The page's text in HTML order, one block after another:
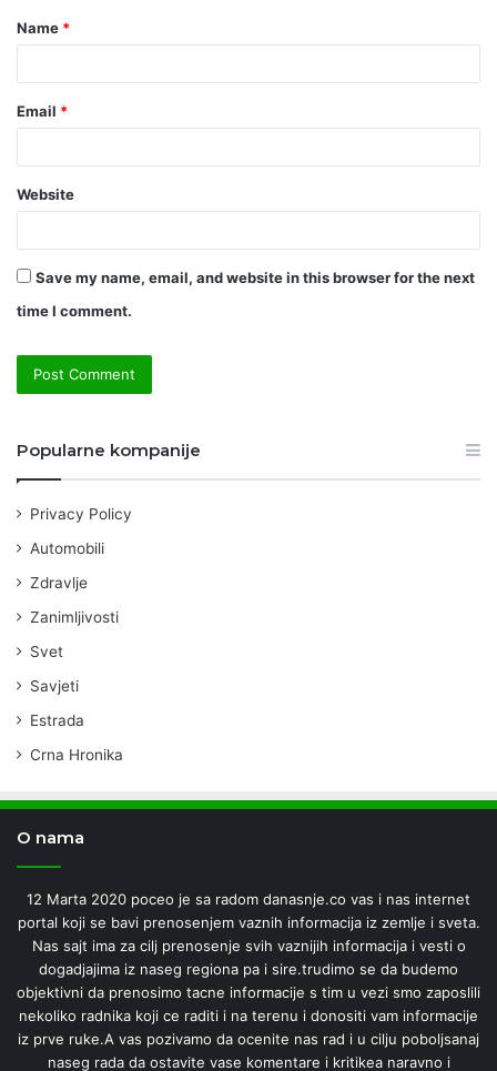
*
Name *
Email *
Website
Save my name, email, and website in this browser for the next
time I comment.
Popularne kompanije
Privacy Policy
Automobili
Zdravlje
Zanimljivosti
Svet
Savjeti
Estrada
Crna Hronika
O nama
12 Marta 2020 poceo je sa radom danasnje.co vas i nas internet
portal koji se bavi prenosenjem vaznih informacija iz zemlje i sveta.
Nas sajt ima za cilj prenosenje svih vaznijih informacija i vesti o
dogadjajima iz naseg regiona pa i sire.trudimo se da budemo
objektivni da prenosimo tacne informacije s tim u vezi smo zaposlili
nekoliko radnika koji ce raditi i na terenu i donositi vam informacije
iz prve ruke.A vas pozivamo da ocenite nas rad i u cilju poboljsanaj
naseg rada da ostavite vase komentare i kritikea naravno i